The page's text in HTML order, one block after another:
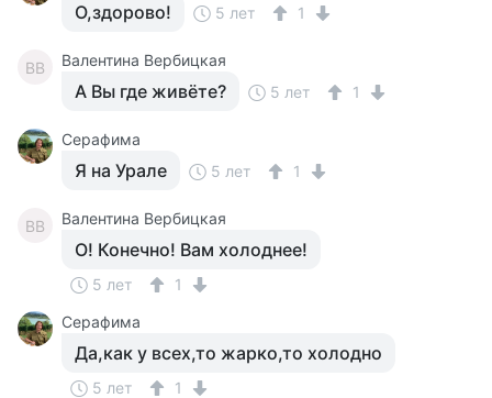
О,здорово! 5 лет 1
ВВ Валентина Вербицкая
А Вы где живёте? 5 лет 1
Серафима
Я на Урале 5 лет 1
ВВ Валентина Вербицкая
О! Конечно! Вам холоднее!
5 лет
1
Серафима
Да,как у всех,то жарко,то холодно
5 лет 1